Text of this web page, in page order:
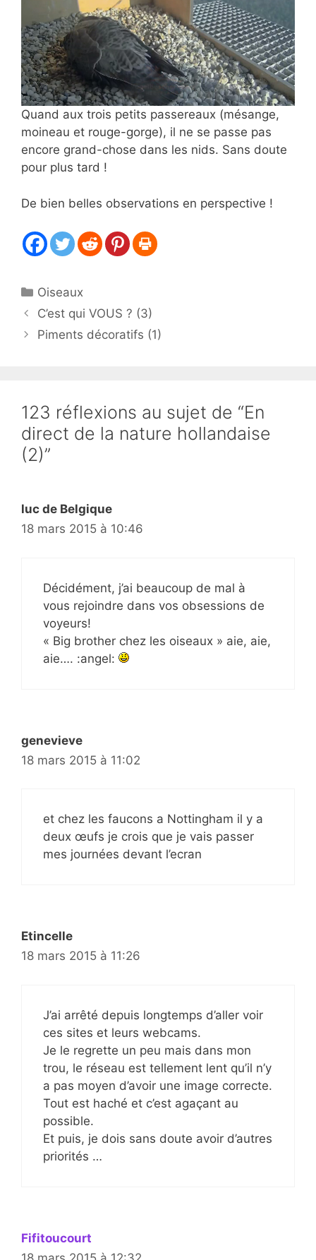
Quand aux trois petits passereaux (mésange,
moineau et rouge-gorge), il ne se passe pas
encore grand-chose dans les nids. Sans doute
pour plus tard !
De bien belles observations en perspective !
Catégories
Oiseaux
C’est qui VOUS ? (3)
Piments décoratifs (1)
123 réflexions au sujet de “En
direct de la nature hollandaise
(2)”
luc de Belgique
18 mars 2015 à 10:46
Décidément, j’ai beaucoup de mal à
vous rejoindre dans vos obsessions de
voyeurs!
« Big brother chez les oiseaux » aie, aie,
aie…. :angel:
genevieve
18 mars 2015 à 11:02
et chez les faucons a Nottingham il y a
deux œufs je crois que je vais passer
mes journées devant l’ecran
Etincelle
18 mars 2015 à 11:26
J’ai arrêté depuis longtemps d’aller voir
ces sites et leurs webcams.
Je le regrette un peu mais dans mon
trou, le réseau est tellement lent qu’il n’y
a pas moyen d’avoir une image correcte.
Tout est haché et c’est agaçant au
possible.
Et puis, je dois sans doute avoir d’autres
priorités …
Fifitoucourt